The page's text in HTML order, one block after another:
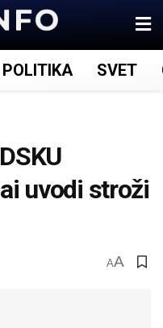
POLITIKA SVET
uvodi stroži
AA